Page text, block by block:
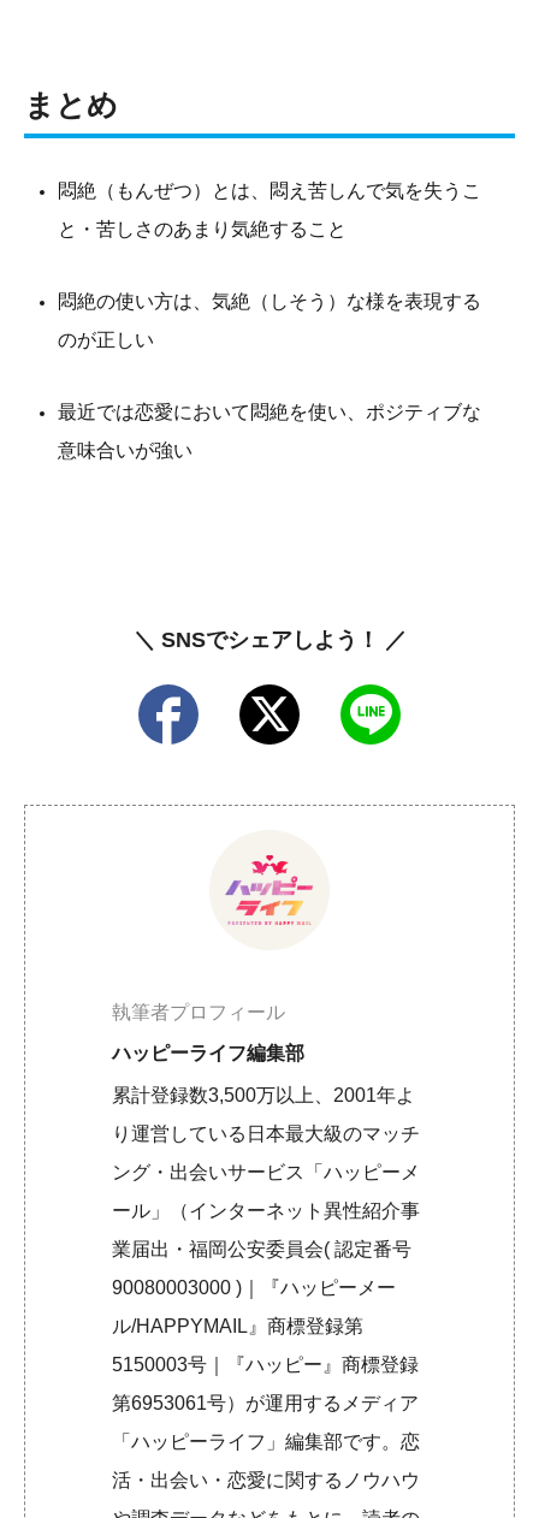
まとめ
悶絶（もんぜつ）とは、悶え苦しんで気を失うこ
と・苦しさのあまり気絶すること
悶絶の使い方は、気絶（しそう）な様を表現する
のが正しい
最近では恋愛において悶絶を使い、ポジティブな
意味合いが強い
＼ SNSでシェアしよう！ ／
執筆者プロフィール
ハッピーライフ編集部
累計登録数3,500万以上、2001年よ
り運営している日本最大級のマッチ
ング・出会いサービス「ハッピーメ
ール」（インターネット異性紹介事
業届出・福岡公安委員会( 認定番号
90080003000 )｜『ハッピーメー
ル/HAPPYMAIL』商標登録第
5150003号｜『ハッピー』商標登録
第6953061号）が運用するメディア
「ハッピーライフ」編集部です。恋
活・出会い・恋愛に関するノウハウ